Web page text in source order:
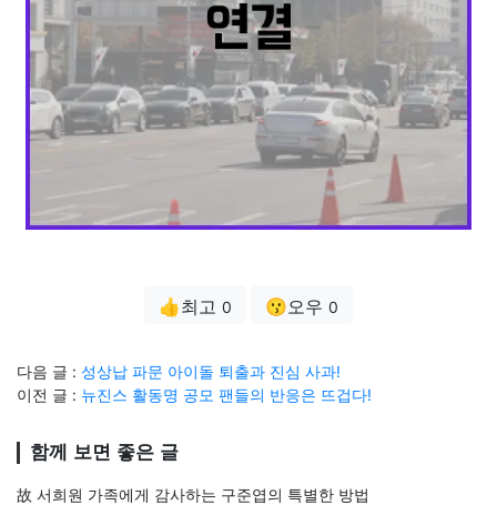
👍최고 0 😗오우 0
다음 글 : 성상납 파문 아이돌 퇴출과 진심 사과!
이전 글 : 뉴진스 활동명 공모 팬들의 반응은 뜨겁다!
함께 보면 좋은 글
故 서희원 가족에게 감사하는 구준엽의 특별한 방법